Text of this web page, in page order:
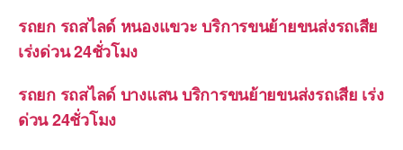
รถยก รถสไลด์ หนองแขวะ บริการขนย้ายขนส่งรถเสีย
เร่งด่วน 24ชั่วโมง
รถยก รถสไลด์ บางแสน บริการขนย้ายขนส่งรถเสีย เร่ง
ด่วน 24ชั่วโมง